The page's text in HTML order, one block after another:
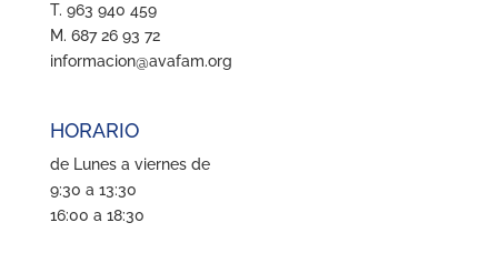
T. 963 940 459
M. 687 26 93 72
informacion@avafam.org
HORARIO
de Lunes a viernes de
9:30 a 13:30
16:00 a 18:30